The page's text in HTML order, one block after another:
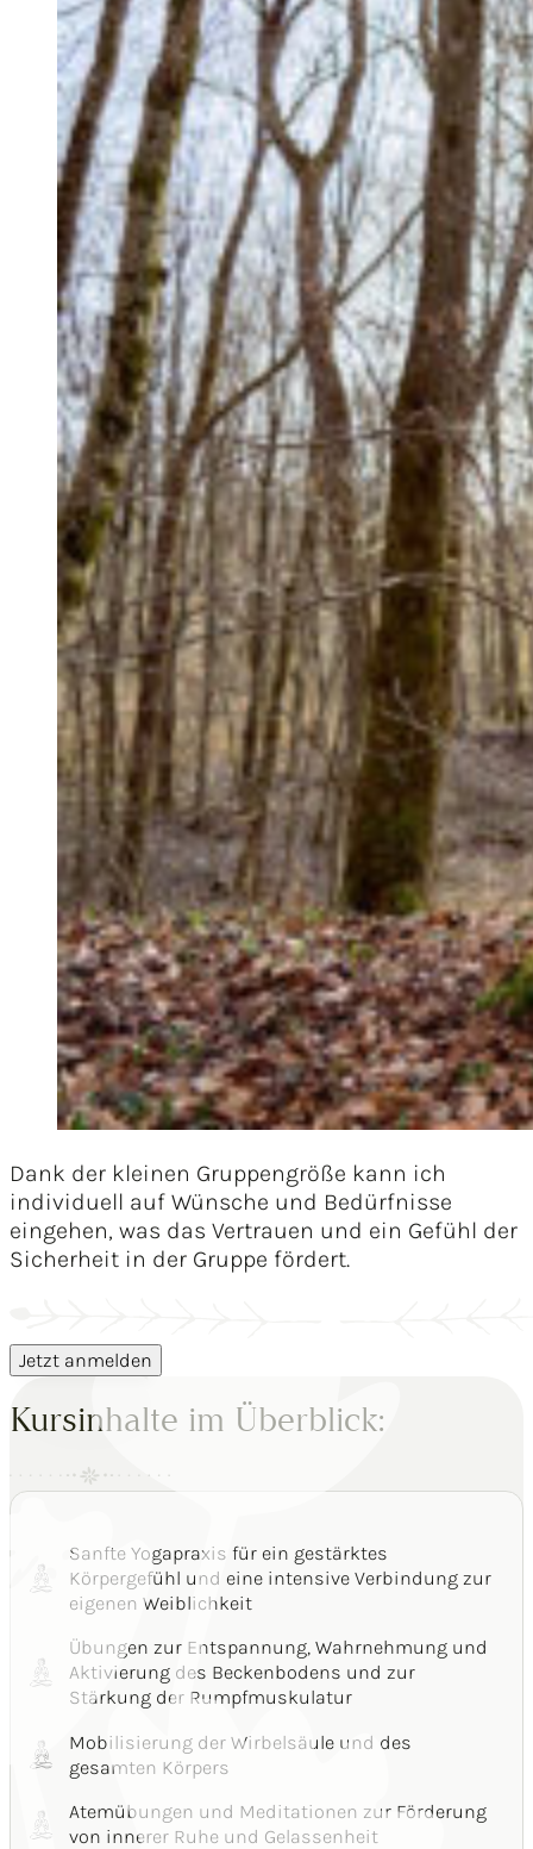
Dank der kleinen Gruppengröße kann ich
individuell auf Wünsche und Bedürfnisse
eingehen, was das Vertrauen und ein Gefühl der
Sicherheit in der Gruppe fördert.
Jetzt anmelden
Kursinhalte im Überblick:
Sanfte Yogapraxis für ein gestärktes
Körpergefühl und eine intensive Verbindung zur
eigenen Weiblichkeit
Übungen zur Entspannung, Wahrnehmung und
Aktivierung des Beckenbodens und zur
Stärkung der Rumpfmuskulatur
Mobilisierung der Wirbelsäule und des
gesamten Körpers
Atemübungen und Meditationen zur Förderung
von innerer Ruhe und Gelassenheit